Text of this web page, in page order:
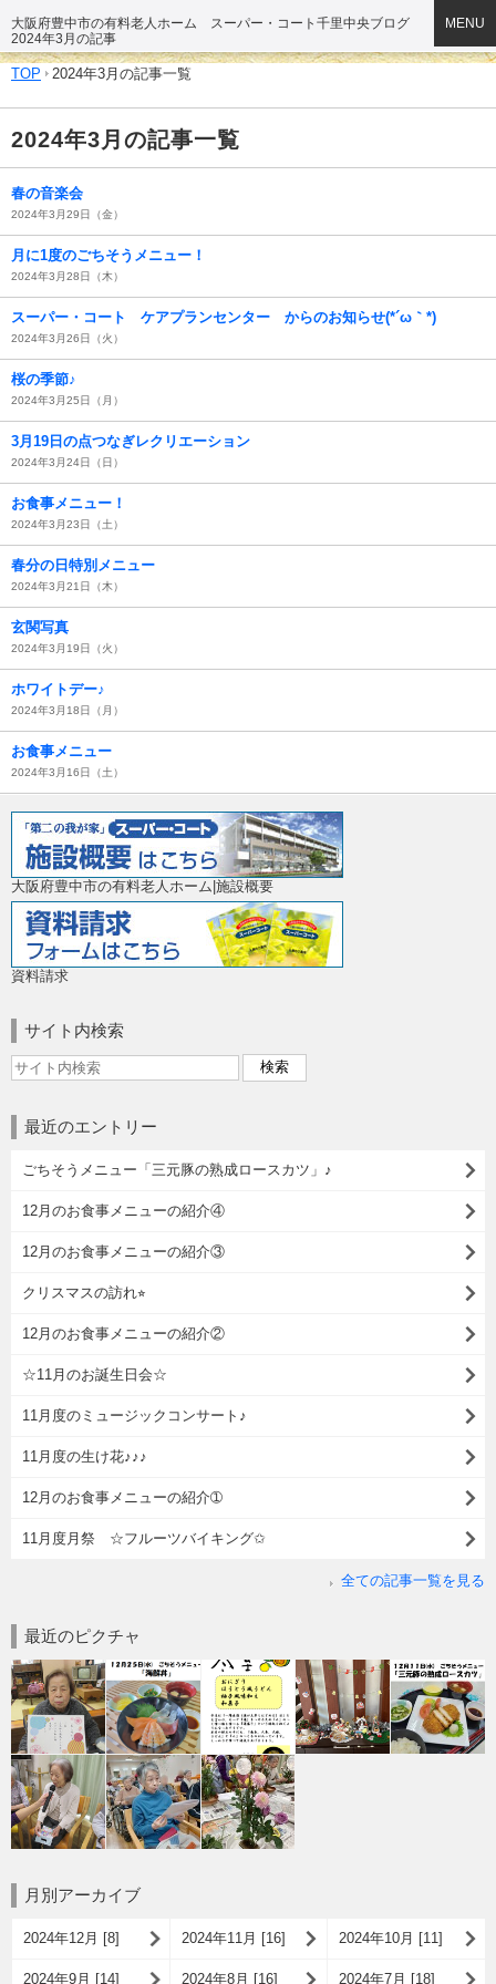
大阪府豊中市の有料老人ホーム スーパー・コート千里中央ブログ
2024年3月の記事
MENU
TOP 2024年3月の記事一覧
2024年3月の記事一覧
春の音楽会
2024年3月29日（金）
月に1度のごちそうメニュー！
2024年3月28日（木）
スーパー・コート ケアプランセンター からのお知らせ(*´ω｀*)
2024年3月26日（火）
桜の季節♪
2024年3月25日（月）
3月19日の点つなぎレクリエーション
2024年3月24日（日）
お食事メニュー！
2024年3月23日（土）
春分の日特別メニュー
2024年3月21日（木）
玄関写真
2024年3月19日（火）
ホワイトデー♪
2024年3月18日（月）
お食事メニュー
2024年3月16日（土）
大阪府豊中市の有料老人ホーム|施設概要
資料請求
サイト内検索
最近のエントリー
ごちそうメニュー「三元豚の熟成ロースカツ」♪
12月のお食事メニューの紹介④
12月のお食事メニューの紹介③
クリスマスの訪れ⭐︎
12月のお食事メニューの紹介②
☆11月のお誕生日会☆
11月度のミュージックコンサート♪
11月度の生け花♪♪♪
12月のお食事メニューの紹介➀
11月度月祭 ☆フルーツバイキング✩
全ての記事一覧を見る
最近のピクチャ
月別アーカイブ
2024年12月 [8] 2024年11月 [16] 2024年10月 [11]
2024年9月 [14] 2024年8月 [16] 2024年7月 [18]